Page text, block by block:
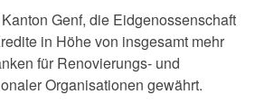
Genf, die Eidgenossenschaft
in Höhe von insgesamt mehr
für Renovierungs- und
Organisationen gewährt.